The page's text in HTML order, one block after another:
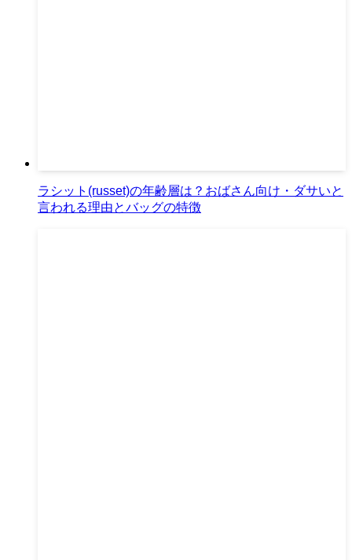
ラシット(russet)の年齢層は？おばさん向け・ダサいと
言われる理由とバッグの特徴